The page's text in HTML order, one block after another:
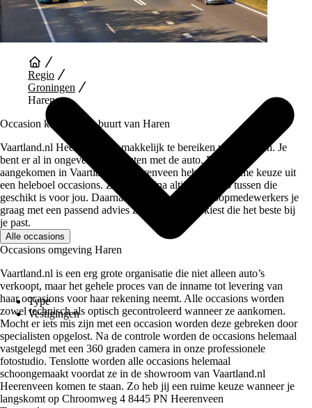
Type
Vestigingen
Regio
Groningen
Haren
Occasion kopen in de buurt van Haren
Vaartland.nl Heerenveen is makkelijk te bereiken vanaf Haren. Je
bent er al in ongeveer 45 minuten met de auto. Eenmaal
aangekomen in Vaartland.nl Heerenveen heb je een ruime keuze uit
een heleboel occasions. Zo zit er bijna altijd een auto tussen die
geschikt is voor jou. Daarnaast helpen onze verkoopmedewerkers je
graag met een passend advies zodat je de auto kiest die het beste bij
je past.
Alle occasions
Occasions omgeving Haren
Vaartland.nl is een erg grote organisatie die niet alleen auto’s
verkoopt, maar het gehele proces van de inname tot levering van
haar occasions voor haar rekening neemt. Alle occasions worden
zowel technisch als optisch gecontroleerd wanneer ze aankomen.
Mocht er iets mis zijn met een occasion worden deze gebreken door
specialisten opgelost. Na de controle worden de occasions helemaal
vastgelegd met een 360 graden camera in onze professionele
fotostudio. Tenslotte worden alle occasions helemaal
schoongemaakt voordat ze in de showroom van Vaartland.nl
Heerenveen komen te staan. Zo heb jij een ruime keuze wanneer je
langskomt op Chroomweg 4 8445 PN Heerenveen